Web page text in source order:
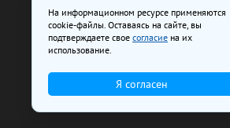
изготовлена и размещена на
На сайте www.irk.ru
от 29 октября 2018 г., выдан
ООО «Ирк.ру». Главный
Телефон редакции:
+7 (3952)
На информационном ресурсе применяются
cookie-файлы. Оставаясь на сайте, вы
подтверждаете свое согласие на их
использование.
Я согласен